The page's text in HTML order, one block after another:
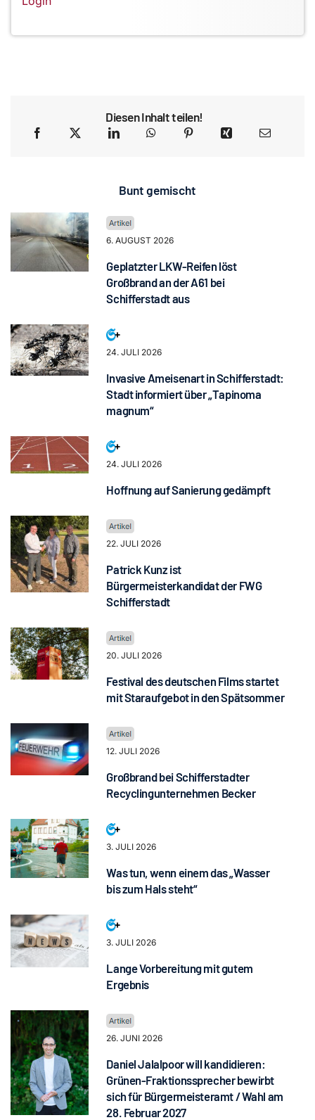
Diesen Inhalt teilen!
Bunt gemischt
6. AUGUST 2026
Geplatzter LKW-Reifen löst
Großbrand an der A61 bei
Schifferstadt aus
24. JULI 2026
Invasive Ameisenart in Schifferstadt:
Stadt informiert über „Tapinoma
magnum“
24. JULI 2026
Hoffnung auf Sanierung gedämpft
22. JULI 2026
Patrick Kunz ist
Bürgermeisterkandidat der FWG
Schifferstadt
20. JULI 2026
Festival des deutschen Films startet
mit Staraufgebot in den Spätsommer
12. JULI 2026
Großbrand bei Schifferstadter
Recyclingunternehmen Becker
3. JULI 2026
Was tun, wenn einem das „Wasser
bis zum Hals steht“
3. JULI 2026
Lange Vorbereitung mit gutem
Ergebnis
26. JUNI 2026
Daniel Jalalpoor will kandidieren:
Grünen-Fraktionssprecher bewirbt
sich für Bürgermeisteramt / Wahl am
28. Februar 2027